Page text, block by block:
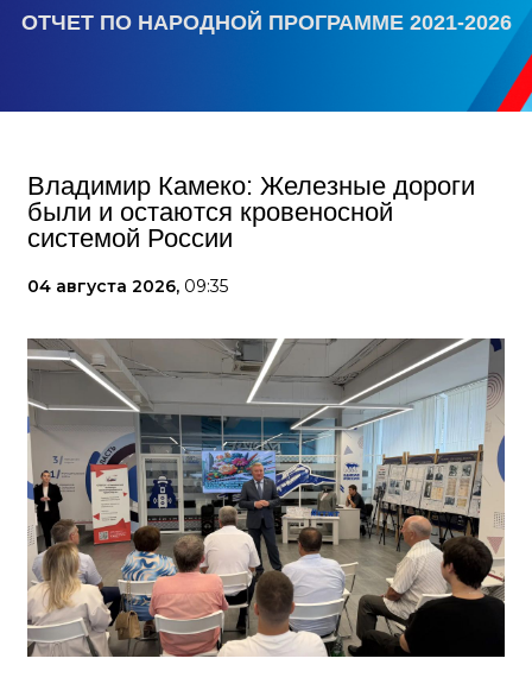
ОТЧЕТ ПО НАРОДНОЙ ПРОГРАММЕ 2021-2026
Владимир Камеко: Железные дороги
были и остаются кровеносной
системой России
04 августа 2026, 09:35